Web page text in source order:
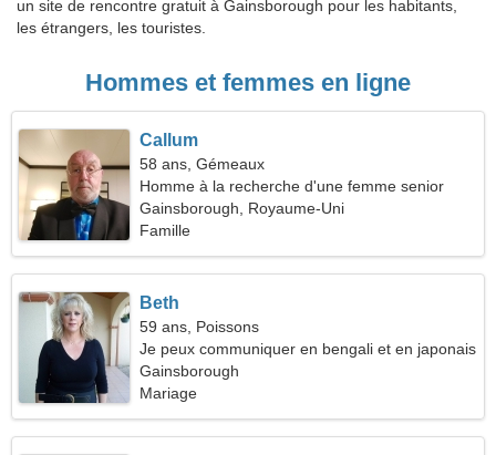
un site de rencontre gratuit à Gainsborough pour les habitants,
les étrangers, les touristes.
Hommes et femmes en ligne
Callum
58 ans, Gémeaux
Homme à la recherche d'une femme senior
Gainsborough, Royaume-Uni
Famille
Beth
59 ans, Poissons
Je peux communiquer en bengali et en japonais
Gainsborough
Mariage